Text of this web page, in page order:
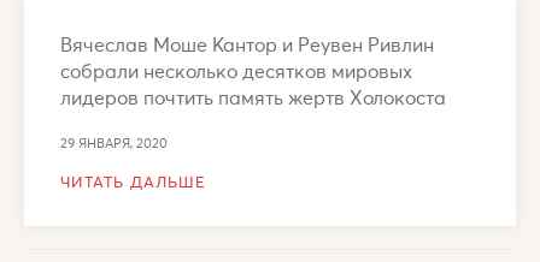
Вячеслав Моше Кантор и Реувен Ривлин
собрали несколько десятков мировых
лидеров почтить память жертв Холокоста
29 ЯНВАРЯ, 2020
ЧИТАТЬ ДАЛЬШЕ